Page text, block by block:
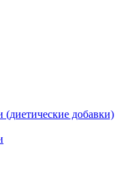
(диетические добавки)